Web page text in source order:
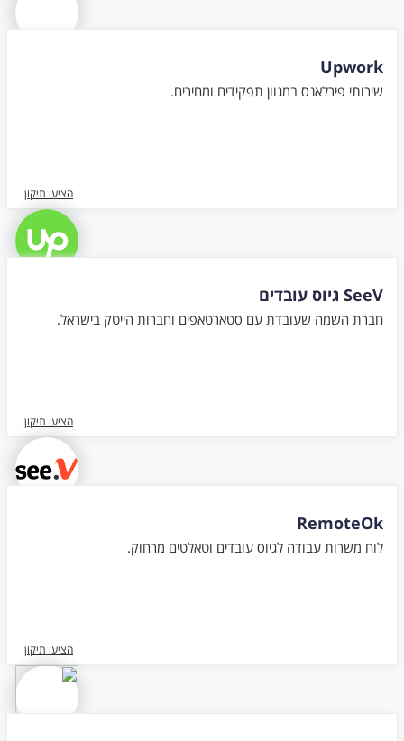
Upwork
שירותי פירלאנס במגוון תפקידים ומחירים.
הציעו תיקון
SeeV גיוס עובדים
חברת השמה שעובדת עם סטארטאפים וחברות הייטק בישראל.
הציעו תיקון
RemoteOk
לוח משרות עבודה לגיוס עובדים וטאלטים מרחוק.
הציעו תיקון